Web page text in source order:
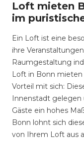
Loft mieten
im
Ein Loft ist eine
ihre
Raumgestaltung
Loft in Bonn
Vorteil mit sich:
Innenstadt
Gäste ein hohes
Bonn lohnt sich
von Ihrem Loft aus